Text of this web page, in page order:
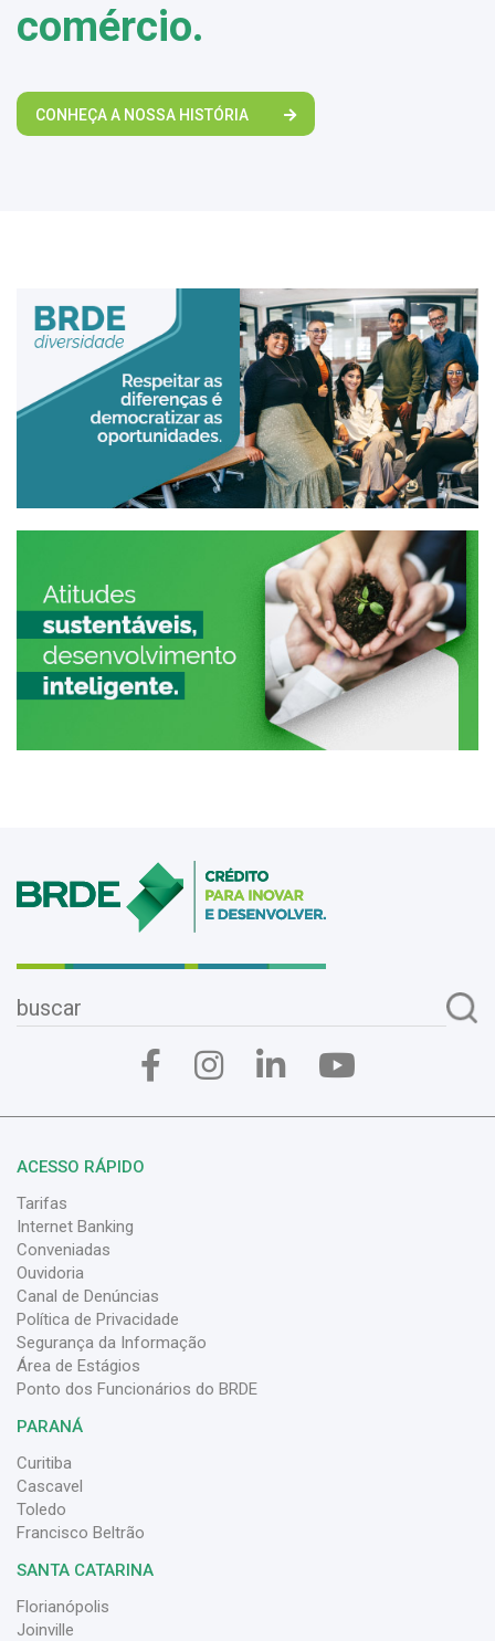
comércio.
CONHEÇA A NOSSA HISTÓRIA
ACESSO RÁPIDO
Tarifas
Internet Banking
Conveniadas
Ouvidoria
Canal de Denúncias
Política de Privacidade
Segurança da Informação
Área de Estágios
Ponto dos Funcionários do BRDE
PARANÁ
Curitiba
Cascavel
Toledo
Francisco Beltrão
SANTA CATARINA
Florianópolis
Joinville